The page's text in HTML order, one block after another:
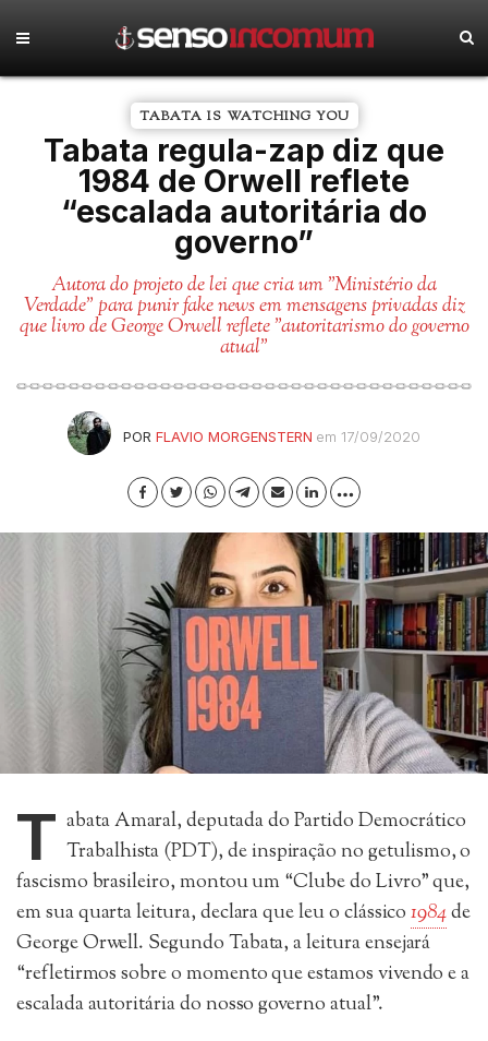
TABATA IS WATCHING YOU
Tabata regula-zap diz que
1984 de Orwell reflete
“escalada autoritária do
governo”
Autora do projeto de lei que cria um "Ministério da
Verdade" para punir fake news em mensagens privadas diz
que livro de George Orwell reflete "autoritarismo do governo
atual"
POR FLAVIO MORGENSTERN em 17/09/2020
T abata Amaral, deputada do Partido Democrático
Trabalhista (PDT), de inspiração no getulismo, o
fascismo brasileiro, montou um “Clube do Livro” que,
em sua quarta leitura, declara que leu o clássico1984de
George Orwell. Segundo Tabata, a leitura ensejará
“refletirmos sobre o momento que estamos vivendo e a
escalada autoritária do nosso governo atual”.